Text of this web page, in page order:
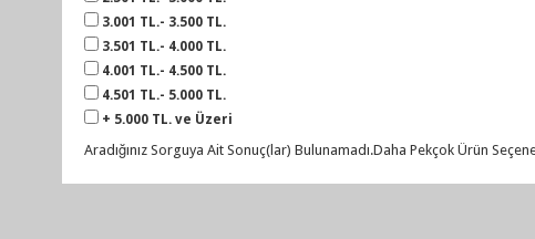
3.001 TL.- 3.500 TL.
3.501 TL.- 4.000 TL.
4.001 TL.- 4.500 TL.
4.501 TL.- 5.000 TL.
+ 5.000 TL. ve Üzeri
Aradığınız Sorguya Ait Sonuç(lar) Bulunamadı.Daha Pekçok Ürün